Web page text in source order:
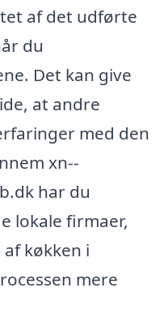
af det udførte
du
Det kan give
at andre
med den
xn--
har du
lokale firmaer,
køkken i
mere